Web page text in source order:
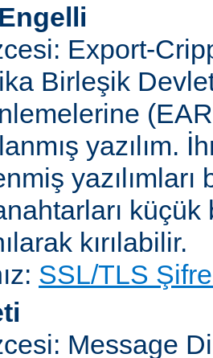
Export-
Birleşik
yazılım.
kırılabilir.
SSL/TLS
Message